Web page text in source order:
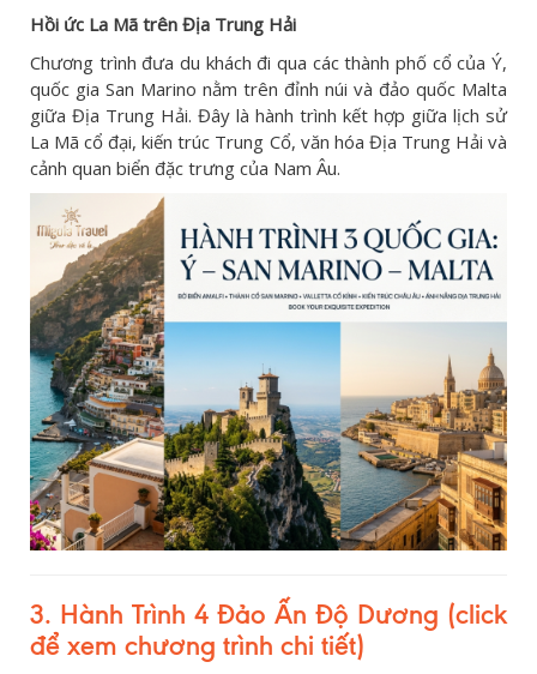
Hồi ức La Mã trên Địa Trung Hải
Chương trình đưa du khách đi qua các thành phố cổ của Ý,
quốc gia San Marino nằm trên đỉnh núi và đảo quốc Malta
giữa Địa Trung Hải. Đây là hành trình kết hợp giữa lịch sử
La Mã cổ đại, kiến trúc Trung Cổ, văn hóa Địa Trung Hải và
cảnh quan biển đặc trưng của Nam Âu.
3. Hành Trình 4 Đảo Ấn Độ Dương (click
để xem chương trình chi tiết)